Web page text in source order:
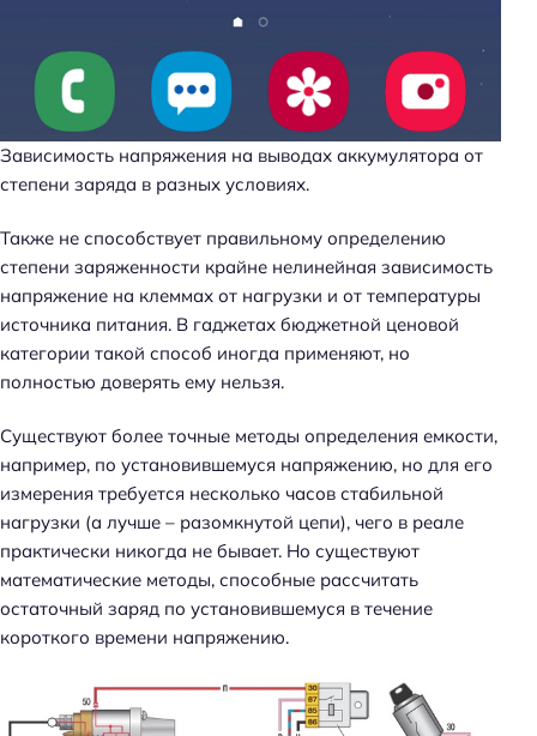
Зависимость напряжения на выводах аккумулятора от
степени заряда в разных условиях.
Также не способствует правильному определению
степени заряженности крайне нелинейная зависимость
напряжение на клеммах от нагрузки и от температуры
источника питания. В гаджетах бюджетной ценовой
категории такой способ иногда применяют, но
полностью доверять ему нельзя.
Существуют более точные методы определения емкости,
например, по установившемуся напряжению, но для его
измерения требуется несколько часов стабильной
нагрузки (а лучше – разомкнутой цепи), чего в реале
практически никогда не бывает. Но существуют
математические методы, способные рассчитать
остаточный заряд по установившемуся в течение
короткого времени напряжению.